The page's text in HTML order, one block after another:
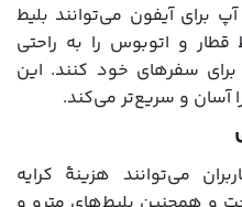
آپ برای آیفون می‌توانند بلیط
قطار و اتوبوس را به راحتی
سفرهای خود کنند. این
آسان و سریع‌تر می‌کند.
می‌توانند هزینۀ کرایه